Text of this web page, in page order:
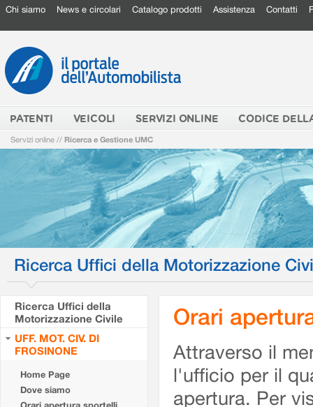
Chi siamo News e circolari Catalogo prodotti Assistenza Contatti
PATENTI VEICOLI SERVIZI ONLINE CODICE
Servizi online // Ricerca e Gestione UMC
Ricerca Uffici della Motorizzazione
Ricerca Uffici della
Motorizzazione Civile
UFF. MOT. CIV. DI
FROSINONE
Home Page
Dove siamo
Orari
Attraverso il
l'ufficio per il
apertura. Per